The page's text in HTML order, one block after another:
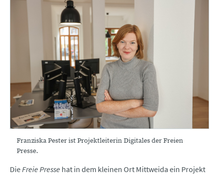
Franziska Pester ist Projektleiterin Digitales der Freien
Presse.
DieFreie Presse hat in dem kleinen Ort Mittweida ein Projekt